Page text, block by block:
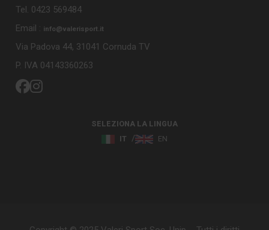
Tel. 0423 569484
Email : info@valerisport.it
Via Padova 44, 31041 Cornuda TV
P. IVA 04143360263
SELEZIONA LA LINGUA
IT
EN